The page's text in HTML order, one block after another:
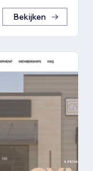
Bekijken